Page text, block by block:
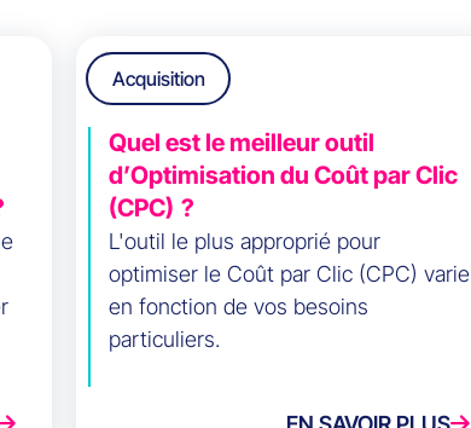
Acquisition
Quel est le meilleur outil
d’Optimisation du Coût par Clic
(CPC) ?
L'outil le plus approprié pour
optimiser le Coût par Clic (CPC) varie
en fonction de vos besoins
particuliers.